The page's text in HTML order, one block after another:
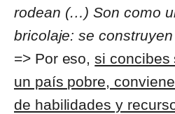
rodean (…) Son como
bricolaje: se
=> Por eso,si concibes
un país pobre,
de habilidades y